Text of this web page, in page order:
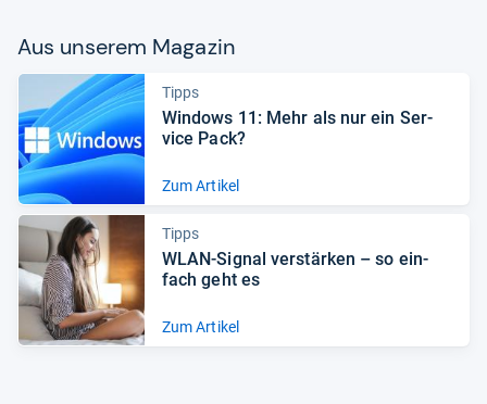
Aus unse­rem Maga­zin
Tipps
Win­dows 11: Mehr als nur ein Ser­
vice Pack?
Zum Artikel
Tipps
WLAN-​Signal ver­stär­ken – so ein­
fach geht es
Zum Artikel